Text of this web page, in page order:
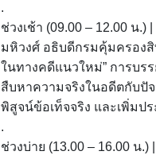
.
ช่วงเช้า (09.00 – 12.00 น
มหิวงศ์ อธิบดีกรมคุ้มครองสิ
ในทางคดีแนวใหม่” การบร
สืบหาความจริงในอดีตกับปั
พิสูจน์ข้อเท็จจริง และเพิ่ม
.
ช่วงบ่าย (13.00 – 16.00 น